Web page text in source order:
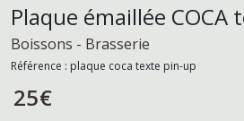
Plaque émaillée COCA
Boissons - Brasserie
Référence : plaque coca texte pin-up
25€